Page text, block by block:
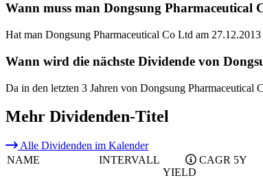
Wann muss man Dongsung Pharmaceutical
Hat man Dongsung Pharmaceutical Co Ltd am
Wann wird die nächste Dividende von
Da in den letzten 3 Jahren von Dongsung
Mehr Dividenden-Titel
Alle Dividenden im Kalender
NAME
INTERVALL
YIELD
CAGR 5Y